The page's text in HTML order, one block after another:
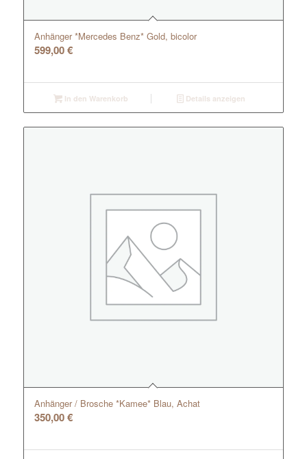
Anhänger *Mercedes Benz* Gold, bicolor
599,00€
In den Warenkorb Details anzeigen
Anhänger / Brosche *Kamee* Blau, Achat
350,00€